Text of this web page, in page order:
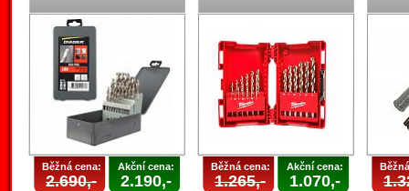
Běžná cena:
2.690,-
Akční cena:
2.190,-
Běžná cena:
1.265,-
Akční cena:
1.070,-